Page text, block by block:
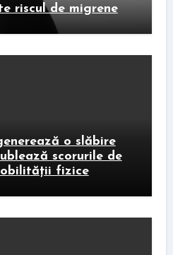
riscul de migrene
o slăbire
scorurile de
fizice